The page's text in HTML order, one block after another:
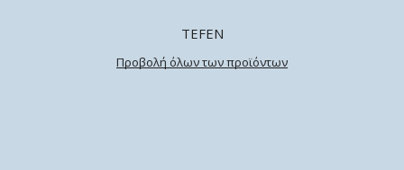
TEFEN
Προβολή όλων των προϊόντων